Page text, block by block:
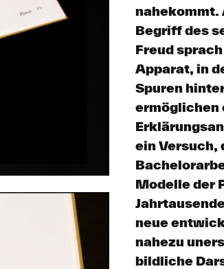
nahekommt.
Begriff des
Freud
Apparat, in
Spuren
ermöglichen
ein Versuch,
Modelle der
neue
nahezu
bildliche